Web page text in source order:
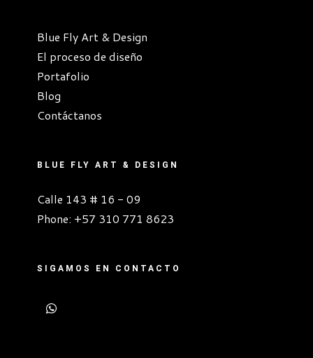
Blue Fly Art & Design
El proceso de diseño
Portafolio
Blog
Contáctanos
BLUE FLY ART & DESIGN
Calle 143 # 16 - 09
Phone: +57 310 771 8623
SIGAMOS EN CONTACTO